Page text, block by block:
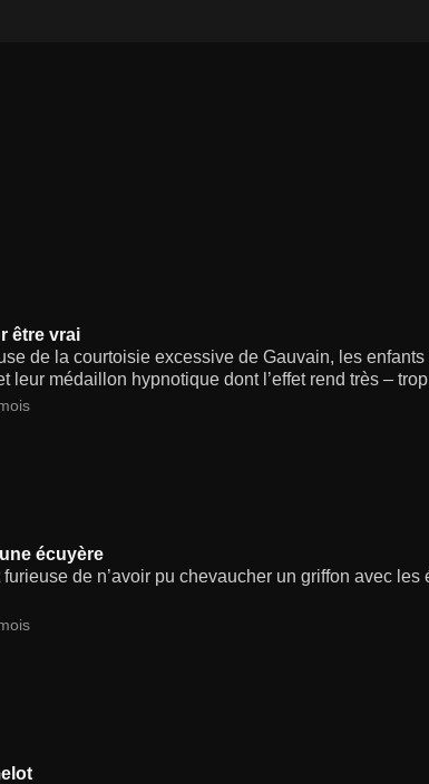
être vrai
de la courtoisie excessive de Gauvain, les
leur médaillon hypnotique dont l’effet rend très –
écuyère
furieuse de n’avoir pu chevaucher un griffon avec les